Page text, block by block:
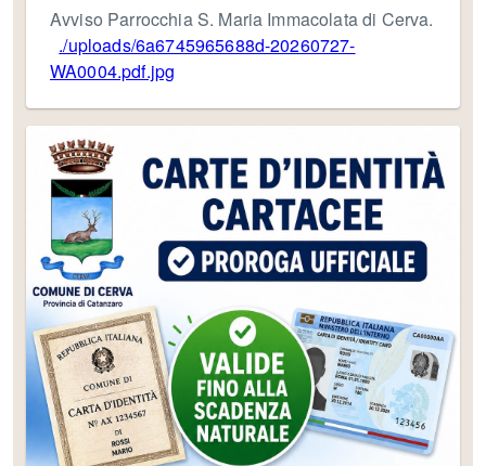
Avviso Parrocchia S. Maria Immacolata di Cerva.
./uploads/6a6745965688d-20260727-
WA0004.pdf.jpg